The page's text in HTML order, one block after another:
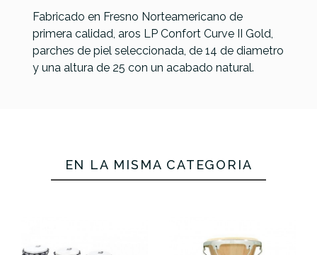
Fabricado en Fresno Norteamericano de
primera calidad, aros LP Confort Curve II Gold,
parches de piel seleccionada, de 14 de diametro
y una altura de 25 con un acabado natural.
EN LA MISMA CATEGORÍA